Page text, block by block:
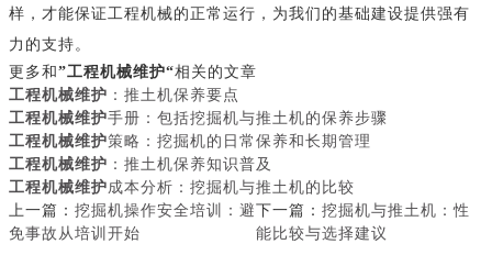
样，才能保证工程机械的正常运行，为我们的基础建设提供强有
力的支持。
更多和 ”工程机械维护“相关的文章
工程机械维护 ：推土机保养要点
工程机械维护手册：包括挖掘机与推土机的保养步骤
工程机械维护策略：挖掘机的日常保养和长期管理
工程机械维护 ：推土机保养知识普及
工程机械维护成本分析：挖掘机与推土机的比较
上一篇： 挖掘机操作安全培训：避
免事故从培训开始
下一篇： 挖掘机与推土机：性
能比较与选择建议